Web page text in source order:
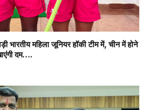
भारतीय महिला जूनियर हॉकी टीम में, चीन में होने
दम….